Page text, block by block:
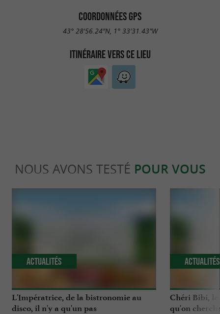
COORDONNÉES GPS
43° 28'56.24"N, 1° 33'31.43"W
ITINÉRAIRE VERS CE LIEU
NOUS AVONS TESTÉ POUR VOUS
L'Impératrice, de la bistronomie au
disco, il n'y a qu'un pas
Actualités
Chéri Bibi,
qu'on
Actualités